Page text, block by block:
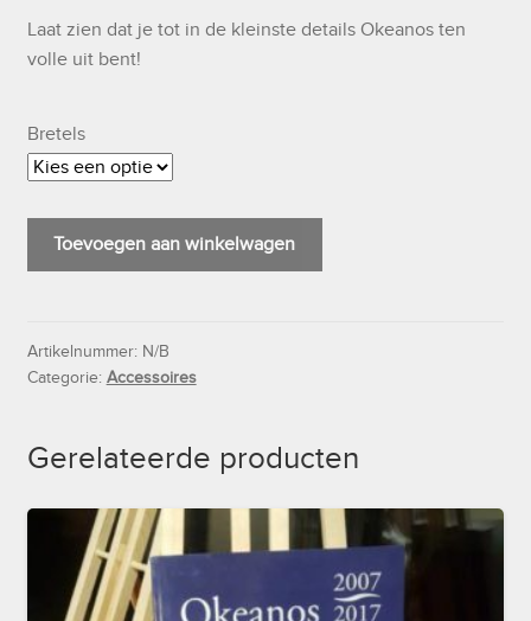
tot
Laat zien dat je tot in de kleinste details Okeanos ten
volle uit bent!
Bretels
Okeanos
Toevoegen aan winkelwagen
Artikelnummer: N/B
Categorie: Accessoires
Gerelateerde producten